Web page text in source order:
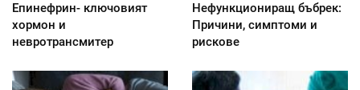
Епинефрин- ключовият
хормон и
невротрансмитер
Нефункциониращ бъбрек:
Причини, симптоми и
рискове